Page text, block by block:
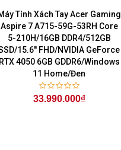
690
tốt
Tính Xách Tay Acer Gaming
Aspire 7 A715-59G-53RH Core
5-210H/16GB DDR4/512GB
15.6'' FHD/NVIDIA GeForce
RTX 4050 6GB GDDR6/Windows
11 Home/Đen
33.990.000₫